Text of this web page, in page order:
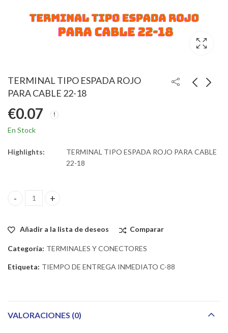
TERMINAL TIPO ESPADA ROJO
PARA CABLE 22-18
€0.07
En Stock
Highlights:
TERMINAL TIPO ESPADA ROJO PARA CABLE
22-18
TERMINAL TIPO ESPADA ROJO PARA CABLE 22-18 quantity
Añadir a la lista de deseos Comparar
Categoría: TERMINALES Y CONECTORES
Etiqueta: TIEMPO DE ENTREGA INMEDIATO C-88
VALORACIONES (0)